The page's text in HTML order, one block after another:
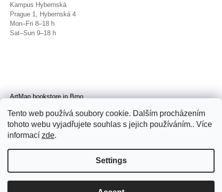
Tento web používá soubory cookie. Dalším procházením
tohoto webu vyjadřujete souhlas s jejich používáním.. Více
informací zde.
Settings
Kampus Hybernská
Prague 1, Hybernská 4
Mon–Fri 8–18 h
Sat–Sun 9–18 h
ArtMap bookstore in Brno
Brno, Radnická 4
Tue–Fri 11–19 h
Sat 14–19 h